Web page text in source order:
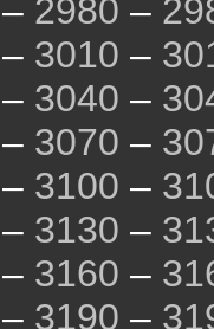
– 2980 –
– 3010 –
– 3040 –
– 3070 –
– 3100 –
– 3130 –
– 3160 –
– 3190 –